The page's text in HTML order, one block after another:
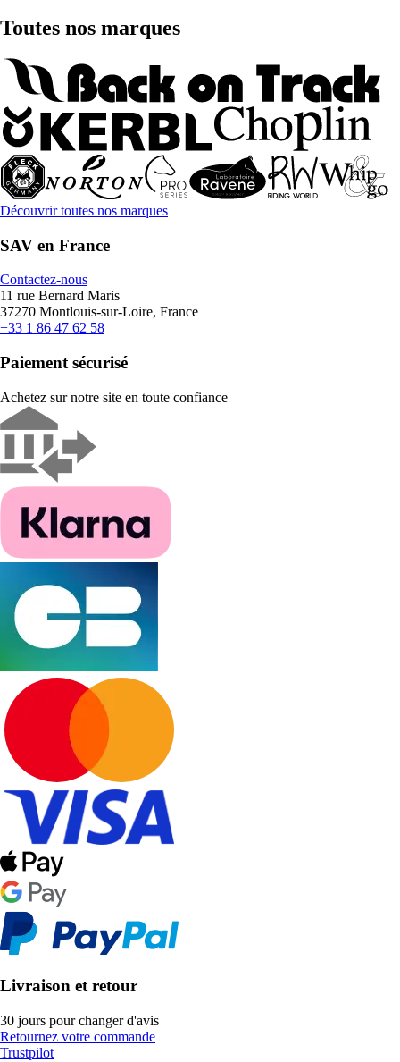
Toutes nos marques
Découvrir toutes nos marques
SAV en France
Contactez-nous
11 rue Bernard Maris
37270 Montlouis-sur-Loire, France
+33 1 86 47 62 58
Paiement sécurisé
Achetez sur notre site en toute confiance
Livraison et retour
30 jours pour changer d'avis
Retournez votre commande
Trustpilot